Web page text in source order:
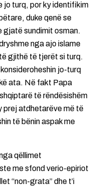
jo turq, por ky identifikim
duke qenë se
gjatë sundimit osman.
nga ajo islame
gjithë të tjerët si turq.
jo-turq
ata. Në fakt Papa
të rëndësishëm
prej atdhetarëve më të
të bënin aspak me
qëllimet
me sfond verio-epiriot
“non-grata” dhe t’i